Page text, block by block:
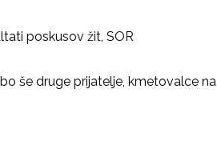
poskusov žit, SOR
še druge prijatelje, kmetovalce na